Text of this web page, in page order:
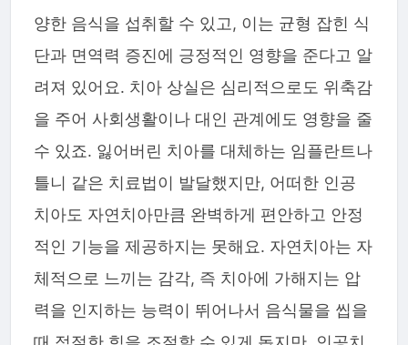
양한 음식을 섭취할 수 있고, 이는 균형 잡힌 식
단과 면역력 증진에 긍정적인 영향을 준다고 알
려져 있어요. 치아 상실은 심리적으로도 위축감
을 주어 사회생활이나 대인 관계에도 영향을 줄
수 있죠. 잃어버린 치아를 대체하는 임플란트나
틀니 같은 치료법이 발달했지만, 어떠한 인공
치아도 자연치아만큼 완벽하게 편안하고 안정
적인 기능을 제공하지는 못해요. 자연치아는 자
체적으로 느끼는 감각, 즉 치아에 가해지는 압
력을 인지하는 능력이 뛰어나서 음식물을 씹을